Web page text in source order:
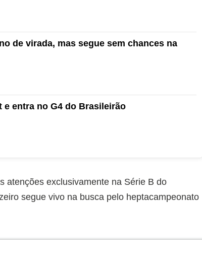
de virada, mas segue sem chances na
e entra no G4 do Brasileirão
atenções exclusivamente na Série B do
segue vivo na busca pelo heptacampeonato